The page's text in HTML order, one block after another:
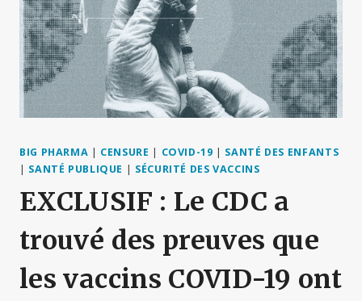
BIG PHARMA | CENSURE | COVID-19 | SANTÉ DES ENFANTS
| SANTÉ PUBLIQUE | SÉCURITÉ DES VACCINS
EXCLUSIF : Le CDC a
trouvé des preuves que
les vaccins COVID-19 ont